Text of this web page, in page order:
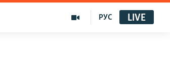
РУС LIVE